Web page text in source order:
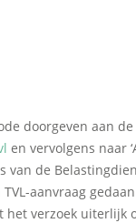
doorgeven aan de
en vervolgens naar
van de
aanvraag
het verzoek uiterlijk